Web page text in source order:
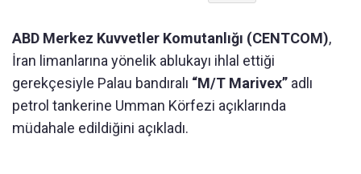
ABD Merkez Kuvvetler Komutanlığı (CENTCOM),
İran limanlarına yönelik ablukayı ihlal ettiği
gerekçesiyle Palau bandıralı “M/T Marivex” adlı
petrol tankerine Umman Körfezi açıklarında
müdahale edildiğini açıkladı.